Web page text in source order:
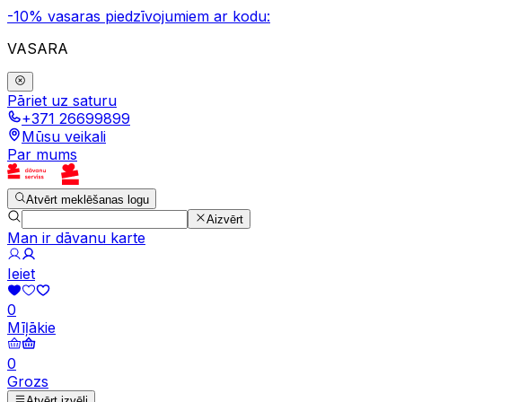
-10% vasaras piedzīvojumiem ar kodu:
VASARA
Pāriet uz saturu
+371 26699899
Mūsu veikali
Par mums
Atvērt meklēšanas logu
Aizvērt
Man ir dāvanu karte
Ieiet
0
Mīļākie
0
Grozs